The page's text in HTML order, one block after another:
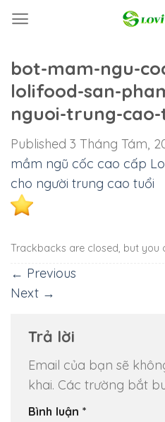
bot-mam-ngu-
lolifood-san-
nguoi-trung-cao-
Published 3 Tháng Tám,
mầm ngũ cốc cao cấp
cho người trung cao tuổi
Trackbacks are closed, but you
← Previous
Next →
Trả lời
Email của bạn sẽ
khai. Các trường bắt
Bình luận *